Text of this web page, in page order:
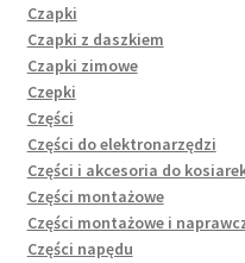
Czapki
Czapki z daszkiem
Czapki zimowe
Czepki
Części
Części do elektronarzędzi
Części i akcesoria do
Części montażowe
Części montażowe i
Części napędu